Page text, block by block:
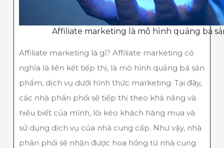
Affiliate marketing là mô hình quảng bá
Affiliate marketing là gì? Affiliate marketing có
nghĩa là liên kết tiếp thị, là mô hình quảng bá sản
phẩm, dịch vụ dưới hình thức marketing. Tại đây,
các nhà phân phối sẽ tiếp thị theo khả năng và
hiểu biết của mình, lôi kéo khách hàng mua và
sử dụng dịch vụ của nhà cung cấp. Như vậy, nhà
phân phối sẽ nhận được hoa hồng từ nhà cung